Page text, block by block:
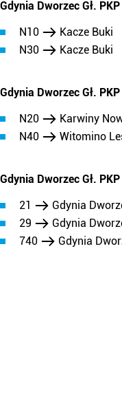
Gdynia Dworzec Gł.
N10
Kacze Buki
N30
Kacze Buki
Gdynia Dworzec Gł.
N20
Karwiny
N40
Witomino
Gdynia Dworzec Gł.
21
Gdynia
29
Gdynia
740
Gdynia